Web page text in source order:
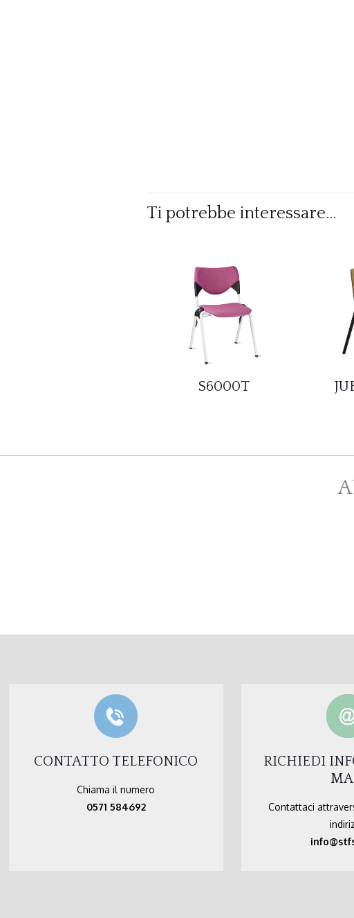
Ti potrebbe interessare…
S6000T
CONTATTO TELEFONICO
Chiama il numero
0571 584692
RICHIEDI
Contattaci